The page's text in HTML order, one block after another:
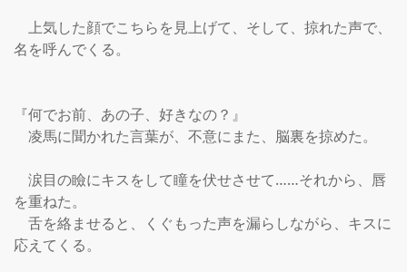
上気した顔でこちらを見上げて、そして、掠れた声で、
名を呼んでくる。
『何でお前、あの子、好きなの？』
凌馬に聞かれた言葉が、不意にまた、脳裏を掠めた。
涙目の瞼にキスをして瞳を伏せさせて……それから、唇
を重ねた。
舌を絡ませると、くぐもった声を漏らしながら、キスに
応えてくる。